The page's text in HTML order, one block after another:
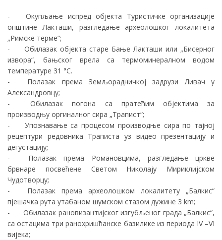
-
Окупљање испред објекта Туристичке организације
општине Лакташи, разгледање археолошког локалитета
„Римске терме“;
-
Обилазак објекта старе Бање Лакташи или „Бисерног
извора“, бањског врела са термоминералном водом
температуре 31 °C.
-
Полазак према Земљорадничкој задрузи Ливач у
Александровцу;
-
Обилазак погона са пратећим објектима за
производњу оргиналног сира „Трапист“;
-
Упознавање са процесом производње сира по тајној
рецептури редовника Траписта уз видео презентацију и
дегустацију;
-
Полазак према Романовцима, разгледање цркве
брвнаре посвећене Светом Николају Мириклијском
Чудотворцу;
-
Полазак према археолошком локалитету „Балкис“
пјешачка рута утабаном шумском стазом дужине 3 km;
-
Обилазак рановизантијског изгубљеног града „Балкис“,
са остацима три ранохришћанске базилике из периода IV –VI
вијека;